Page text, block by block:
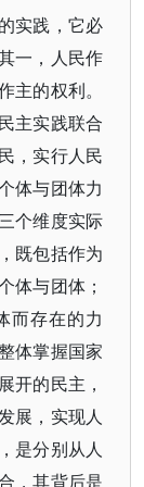
实践，它必
一，人民作
主的权利。
主实践联合
，实行人民
体与团体力
个维度实际
既包括作为
体与团体；
而存在的力
体掌握国家
开的民主，
展，实现人
是分别从人
，其背后是